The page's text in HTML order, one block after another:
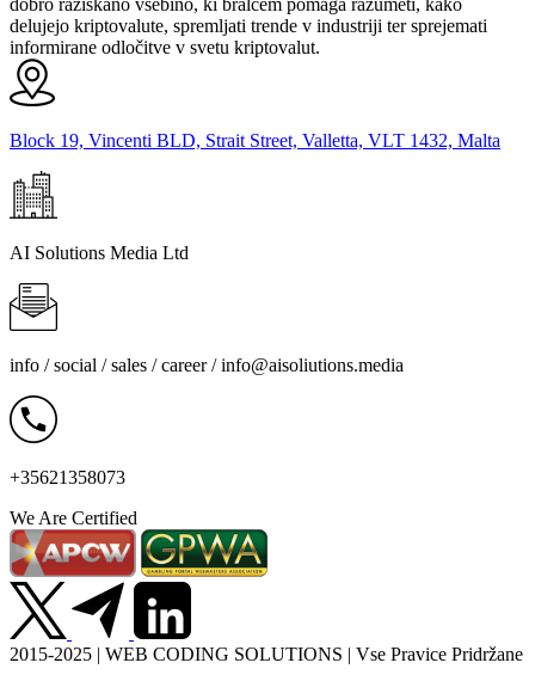
delujejo kriptovalute, spremljati trende v industriji ter sprejemati
informirane odločitve v svetu kriptovalut.
Block 19, Vincenti BLD, Strait Street, Valletta, VLT 1432, Malta
AI Solutions Media Ltd
info / social / sales / career /info@aisoliutions.media
+35621358073
We Are Certified
2015-2025 | WEB CODING SOLUTIONS | Vse Pravice Pridržane